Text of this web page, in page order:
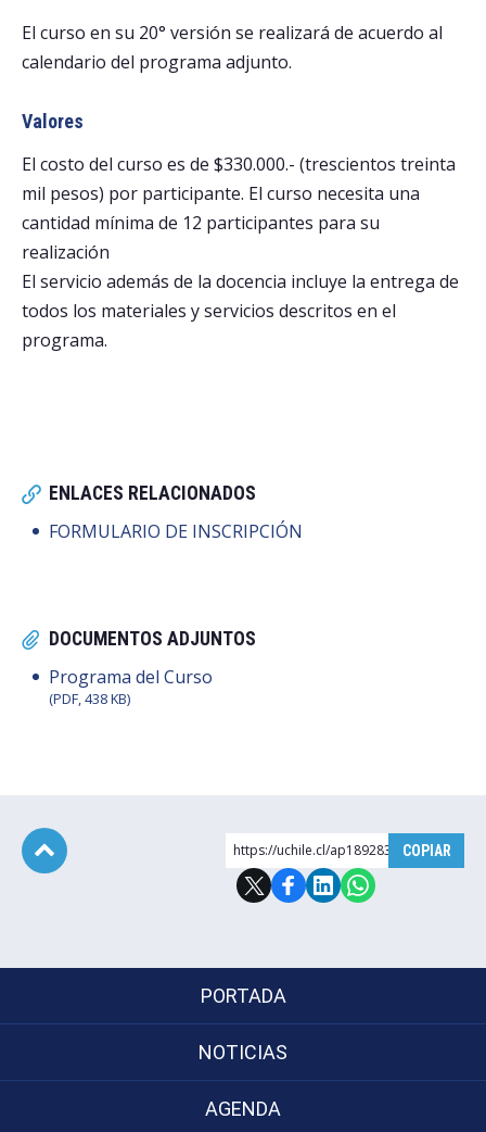
ENLACES RELACIONADOS
FORMULARIO DE INSCRIPCIÓN
DOCUMENTOS ADJUNTOS
Programa del Curso
(PDF, 438 KB)
El curso en su 20° versión se realizará de acuerdo al
calendario del programa adjunto.
Valores
El costo del curso es de $330.000.- (trescientos treinta
mil pesos) por participante. El curso necesita una
cantidad mínima de 12 participantes para su
realización
El servicio además de la docencia incluye la entrega de
todos los materiales y servicios descritos en el
programa.
https://uchile.cl/ap189283 COPIAR
PORTADA
NOTICIAS
AGENDA